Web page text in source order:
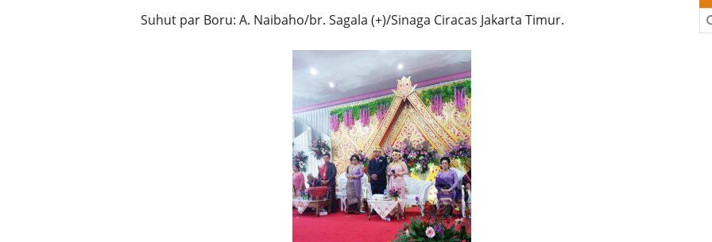
Suhut par Boru: A. Naibaho/br. Sagala (+)/Sinaga Ciracas Jakarta Timur.